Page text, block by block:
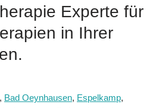
Experte für
in Ihrer
, Bad Oeynhausen, Espelkamp,